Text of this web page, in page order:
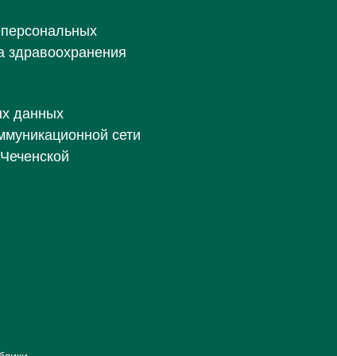
здравоохранения
данных
сети